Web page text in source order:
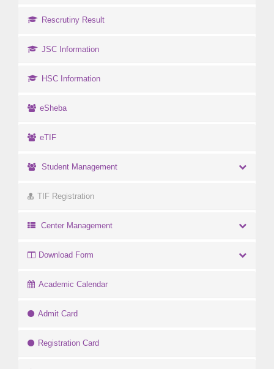
Rescrutiny Result
JSC Information
HSC Information
eSheba
eTIF
Student Management
TIF Registration
Center Management
Download Form
Academic Calendar
Admit Card
Registration Card